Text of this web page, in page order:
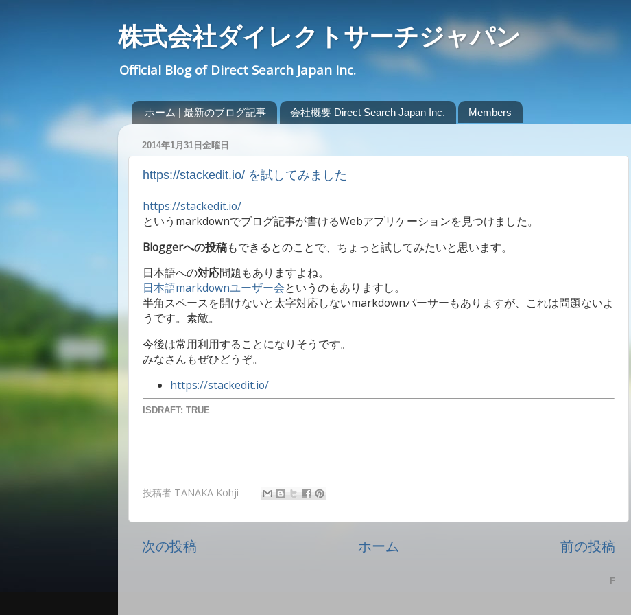
株式会社ダイレクトサーチジャパン
Official Blog of Direct Search Japan Inc.
ホーム | 最新のブログ記事 会社概要 Direct Search Japan Inc. Members
2014年1月31日金曜日
https://stackedit.io/ を試してみました
https://stackedit.io/
というmarkdownでブログ記事が書けるWebアプリケーションを見つけました。
Bloggerへの投稿もできるとのことで、ちょっと試してみたいと思います。
日本語への対応問題もありますよね。
日本語markdownユーザー会というのもありますし。
半角スペースを開けないと太字対応しないmarkdownパーサーもありますが、これは問題ないよ
うです。素敵。
今後は常用利用することになりそうです。
みなさんもぜひどうぞ。
https://stackedit.io/
ISDRAFT: TRUE
投稿者 TANAKA Kohji
次の投稿 前の投稿
ホーム
F